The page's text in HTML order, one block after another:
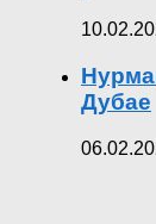
Дубае